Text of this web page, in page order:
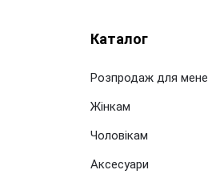
Каталог
Розпродаж для мене
Жінкам
Чоловікам
Аксесуари